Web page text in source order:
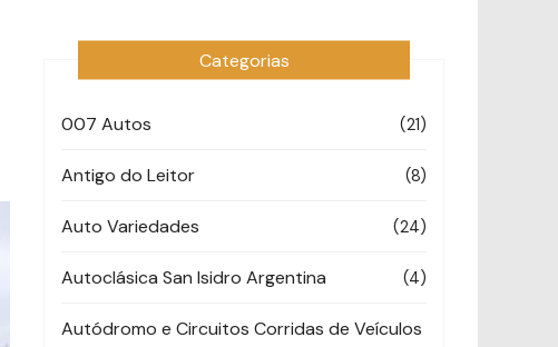
Categorias
007 Autos (21)
Antigo do Leitor (8)
Auto Variedades (24)
Autoclásica San Isidro Argentina (4)
Autódromo e Circuitos Corridas de Veículos